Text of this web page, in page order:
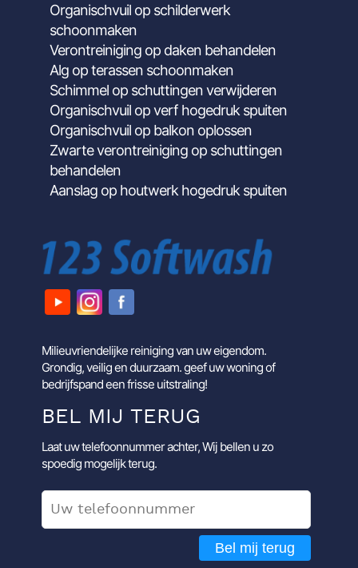
Organischvuil op schilderwerk
schoonmaken
Verontreiniging op daken behandelen
Alg op terassen schoonmaken
Schimmel op schuttingen verwijderen
Organischvuil op verf hogedruk spuiten
Organischvuil op balkon oplossen
Zwarte verontreiniging op schuttingen
behandelen
Aanslag op houtwerk hogedruk spuiten
Milieuvriendelijke reiniging van uw eigendom.
Grondig, veilig en duurzaam. geef uw woning of
bedrijfspand een frisse uitstraling!
BEL MIJ TERUG
Laat uw telefoonnummer achter, Wij bellen u zo
spoedig mogelijk terug.
Bel mij terug